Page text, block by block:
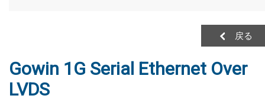
戻る
Gowin 1G Serial Ethernet Over
LVDS